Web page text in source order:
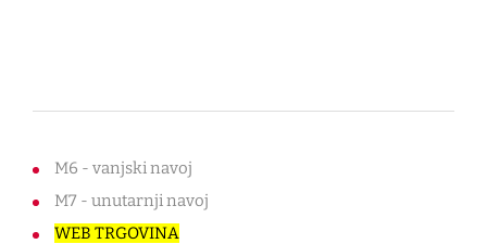
M6 - vanjski navoj
M7 - unutarnji navoj
WEB TRGOVINA